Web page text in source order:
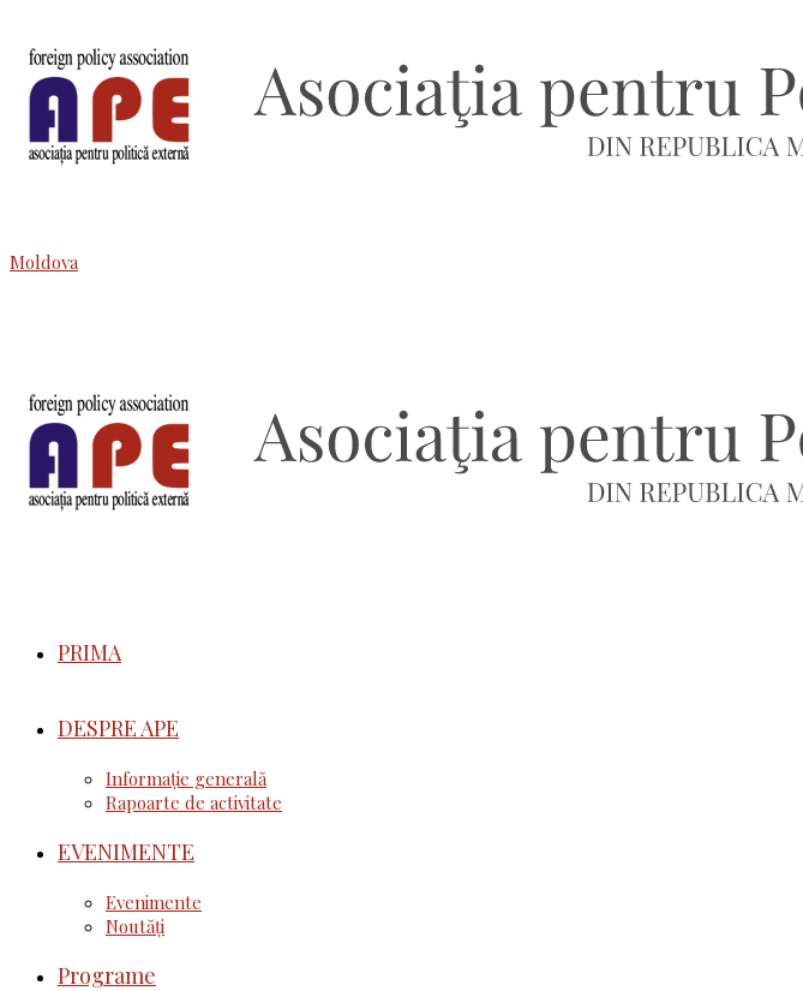
Moldova
PRIMA
DESPRE APE
Informație generală
Rapoarte de activitate
EVENIMENTE
Evenimente
Noutăţi
Programe